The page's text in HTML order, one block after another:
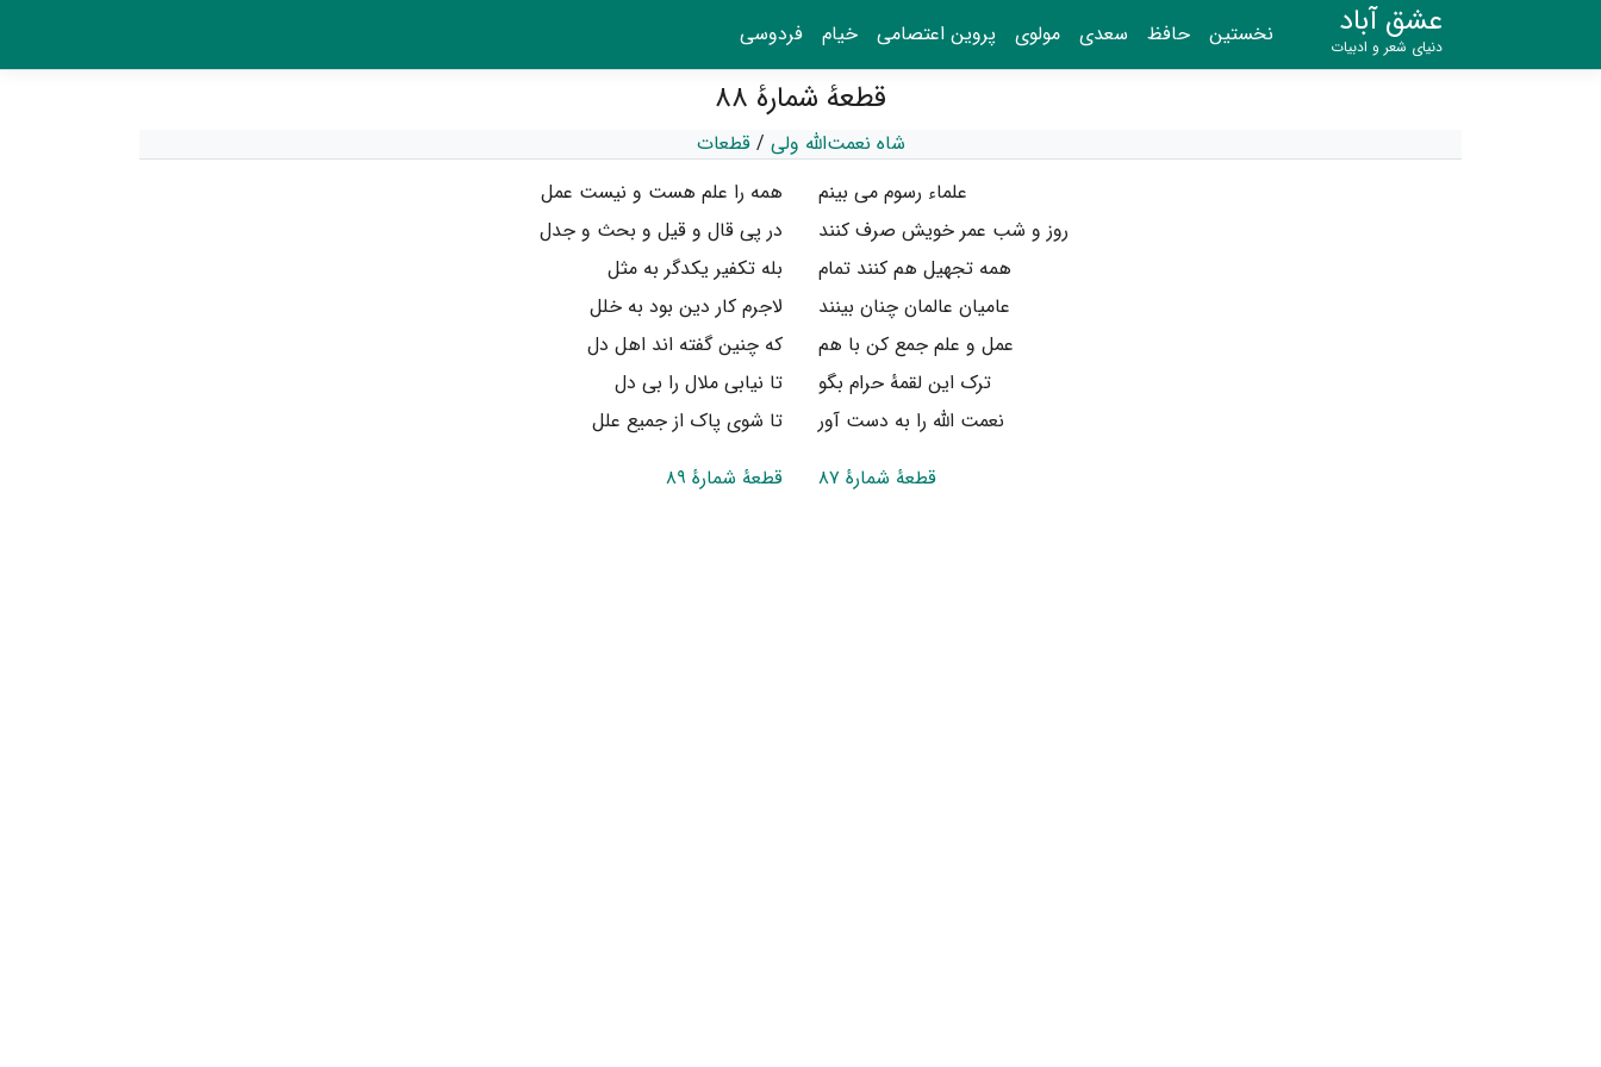
عشق آباد
دنیای شعر و ادبیات نخستین حافظ سعدی مولوی پروین اعتصامی خیام فردوسی
قطعهٔ شمارهٔ ۸۸
شاه نعمت‌الله ولی /قطعات
علماء رسوم می بینم
همه را علم هست و نیست عمل
روز و شب عمر خویش صرف کنند
در پی قال و قیل و بحث و جدل
همه تجهیل هم کنند تمام
بله تکفیر یکدگر به مثل
عامیان عالمان چنان بینند
لاجرم کار دین بود به خلل
عمل و علم جمع کن با هم
که چنین گفته اند اهل دل
ترک این لقمهٔ حرام بگو
تا نیابی ملال را بی دل
نعمت الله را به دست آور
تا شوی پاک از جمیع علل
قطعهٔ شمارهٔ ۸۷
قطعهٔ شمارهٔ ۸۹